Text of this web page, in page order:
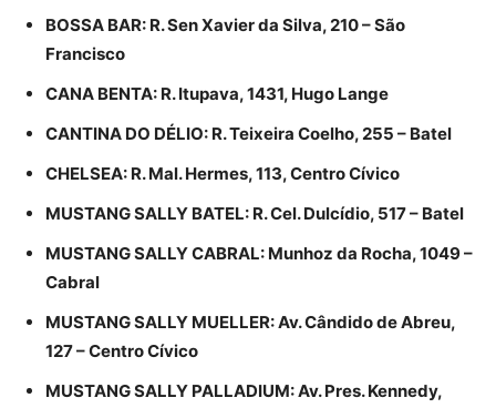
BOSSA BAR: R. Sen Xavier da Silva, 210 – São
Francisco
CANA BENTA: R. Itupava, 1431, Hugo Lange
CANTINA DO DÉLIO: R. Teixeira Coelho, 255 – Batel
CHELSEA: R. Mal. Hermes, 113, Centro Cívico
MUSTANG SALLY BATEL: R. Cel. Dulcídio, 517 – Batel
MUSTANG SALLY CABRAL: Munhoz da Rocha, 1049 –
Cabral
MUSTANG SALLY MUELLER: Av. Cândido de Abreu,
127 – Centro Cívico
MUSTANG SALLY PALLADIUM: Av. Pres. Kennedy,